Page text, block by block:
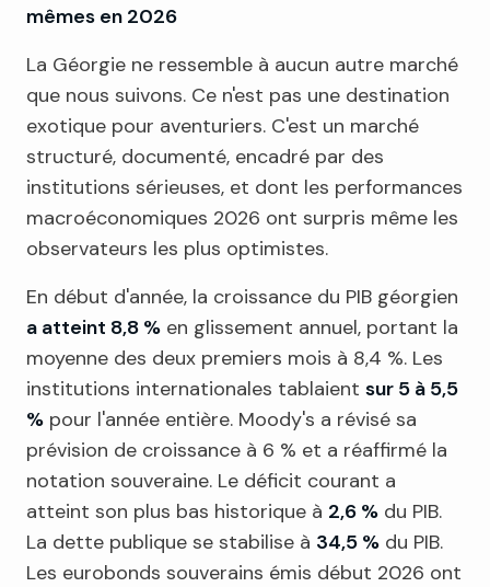
mêmes en 2026
La Géorgie ne ressemble à aucun autre marché
que nous suivons. Ce n'est pas une destination
exotique pour aventuriers. C'est un marché
structuré, documenté, encadré par des
institutions sérieuses, et dont les performances
macroéconomiques 2026 ont surpris même les
observateurs les plus optimistes.
En début d'année, la croissance du PIB géorgien
a atteint 8,8 % en glissement annuel, portant la
moyenne des deux premiers mois à 8,4 %. Les
institutions internationales tablaient sur 5 à 5,5
% pour l'année entière. Moody's a révisé sa
prévision de croissance à 6 % et a réaffirmé la
notation souveraine. Le déficit courant a
atteint son plus bas historique à 2,6 % du PIB.
La dette publique se stabilise à 34,5 % du PIB.
Les eurobonds souverains émis début 2026 ont